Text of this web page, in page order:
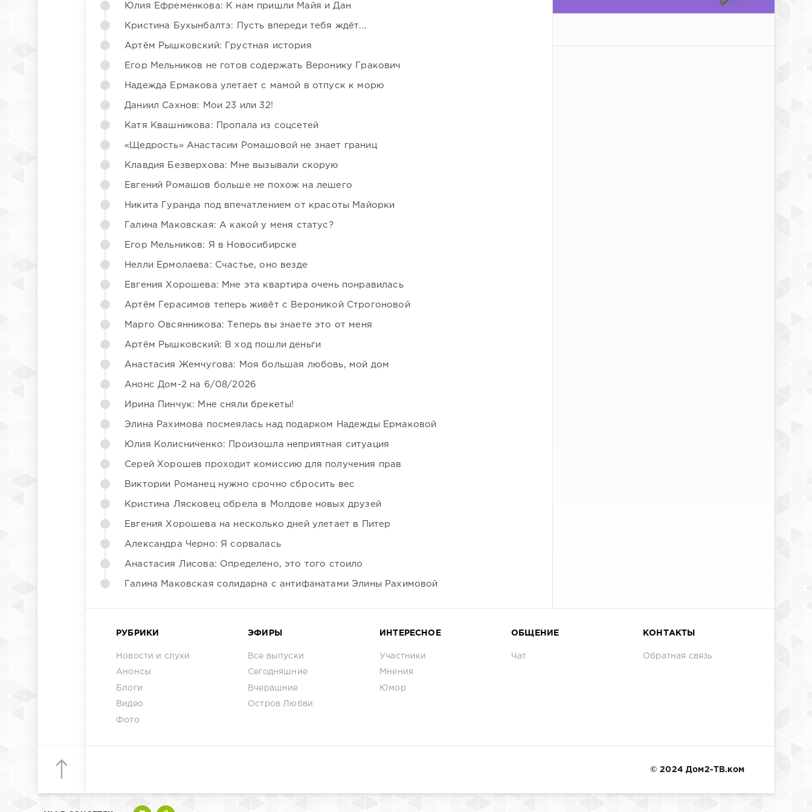
Юлия Ефременкова: К нам пришли Майя и Дан
Кристина Бухынбалтэ: Пусть впереди тебя ждёт...
Артём Рышковский: Грустная история
Егор Мельников не готов содержать Веронику Гракович
Надежда Ермакова улетает с мамой в отпуск к морю
Даниил Сахнов: Мои 23 или 32!
Катя Квашникова: Пропала из соцсетей
«Щедрость» Анастасии Ромашовой не знает границ
Клавдия Безверхова: Мне вызывали скорую
Евгений Ромашов больше не похож на лешего
Никита Гуранда под впечатлением от красоты Майорки
Галина Маковская: А какой у меня статус?
Егор Мельников: Я в Новосибирске
Нелли Ермолаева: Счастье, оно везде
Евгения Хорошева: Мне эта квартира очень понравилась
Артём Герасимов теперь живёт с Вероникой Строгоновой
Марго Овсянникова: Теперь вы знаете это от меня
Артём Рышковский: В ход пошли деньги
Анастасия Жемчугова: Моя большая любовь, мой дом
Анонс Дом-2 на 6/08/2026
Ирина Пинчук: Мне сняли брекеты!
Элина Рахимова посмеялась над подарком Надежды Ермаковой
Юлия Колисниченко: Произошла неприятная ситуация
Серей Хорошев проходит комиссию для получения прав
Виктории Романец нужно срочно сбросить вес
Кристина Лясковец обрела в Молдове новых друзей
Евгения Хорошева на несколько дней улетает в Питер
Александра Черно: Я сорвалась
Анастасия Лисова: Определено, это того стоило
Галина Маковская солидарна с антифанатами Элины Рахимовой
РУБРИКИ
Новости и слухи
Анонсы
Блоги
Видео
Фото
ЭФИРЫ
Все выпуски
Сегодняшние
Вчерашние
Остров Любви
ИНТЕРЕСНОЕ
Участники
Мнения
Юмор
ОБЩЕНИЕ
Чат
КОНТАКТЫ
Обратная связь
© 2024 Дом2-ТВ.ком